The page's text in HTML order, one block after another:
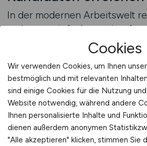
In der modernen Arbeitswelt
mehr aus, einfach nur eine
– es geht darum, die besten
erreichen, wo sie aktiv suchen.
hat sich als führende Plattform
Vertriebspositionen etabliert
Arbeitgebern den Zugang zu
definierten Zielgruppe.
Vertriebsleitungsstellen hier
profitieren von einer hohen
Cookies
Wir verwenden Cookies, um Ihnen
bestmöglich und mit relevanten
sind einige Cookies für die Nutzung
Website notwendig, während andere
Ihnen personalisierte Inhalte und
dienen außerdem anonymen
"Alle akzeptieren" klicken, stimmen Sie